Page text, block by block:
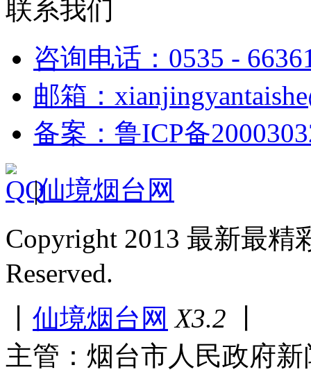
联系我们
咨询电话：0535 -
邮箱：
备案：鲁ICP备
|仙境烟台网
Copyright 2013 最新最
Reserved.
仙境烟台网 X3.2
主管：烟台市人民政府